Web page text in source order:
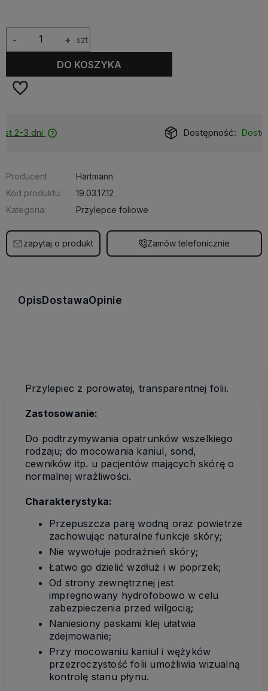
+
- szt.
DO KOSZYKA
Dostępny
Producent:
Hartmann
Kod produktu:
19.03.17.12
Kategoria:
Przylepce foliowe
zapytaj o produkt Zamów telefonicznie
Opis DostawaOpinie
Przylepiec z porowatej, transparentnej folii.
Zastosowanie:
Do podtrzymywania opatrunków wszelkiego
rodzaju; do mocowania kaniul, sond,
cewników itp. u pacjentów mających skórę o
normalnej wrażliwości.
Charakterystyka:
Przepuszcza parę wodną oraz powietrze
zachowując naturalne funkcje skóry;
Nie wywołuje podrażnień skóry;
Łatwo go dzielić wzdłuż i w poprzek;
Od strony zewnętrznej jest
impregnowany hydrofobowo w celu
zabezpieczenia przed wilgocią;
Naniesiony paskami klej ułatwia
zdejmowanie;
Przy mocowaniu kaniul i wężyków
przezroczystość folii umożliwia wizualną
kontrolę stanu płynu.